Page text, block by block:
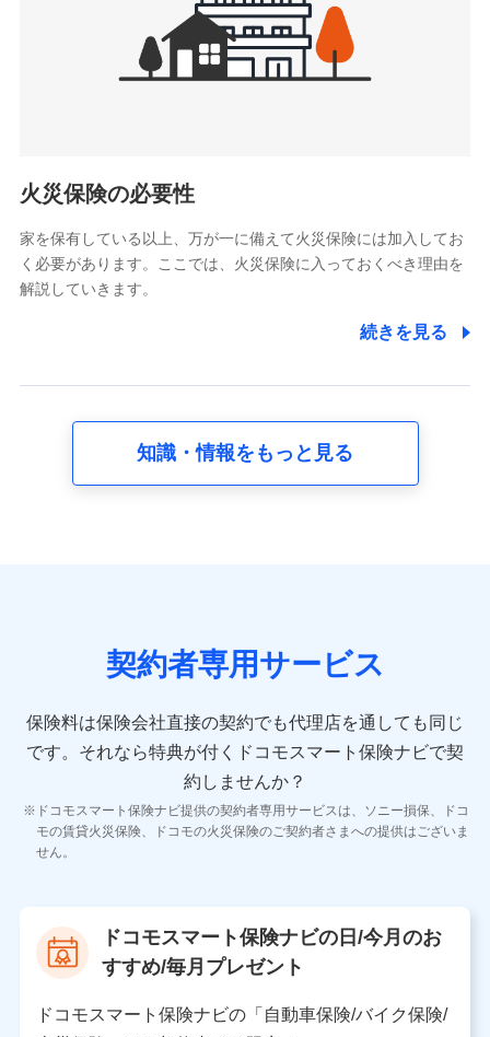
被紹介者への連絡、及び当社と取引のあるもしくは委託を受
けている保険会社・提携会社の保険その他に関する情報を提
供し、金融商品等の契約を勧奨するため
アンケートやキャンペーン等の実施のため
電話対応の品質向上およびお問合せ内容の正確な把握のため
6.採用応募者の個人情報
採用選考および入社手続を実施するため
8.取引先個人情報
取引先としての選定業務、営業情報の提供業務、契約締結手
10.受託業務の 個人情報
11.マイカー通勤管理クラウド並びに法人向けASPサー
ビスに関してのお問い合わせ情報
各種お問い合わせに対応するため
当社のサービスに関する情報提供や、皆様に有用なお知らせ
をお送りするため
当社の対応品質向上やお問い合わせ内容の正確な把握のため
個人情報保護管理者の職名、連絡先
〒103-0013 東京都中央区日本橋人形町2-14-10 アー
火災保険の必要性
家を保有している以上、万が一に備えて火災保険には加入してお
く必要があります。ここでは、火災保険に入っておくべき理由を
解説していきます。
続きを見る
知識・情報をもっと見る
契約者専用サービス
保険料は保険会社直接の契約でも代理店を通しても同じ
です。 それなら特典が付くドコモスマート保険ナビで契
約しませんか？
ドコモスマート保険ナビ提供の契約者専用サービスは、ソニー損保、ドコ
モの賃貸火災保険、ドコモの火災保険のご契約者さまへの提供はございま
せん。
ドコモスマート保険ナビの日/今月のお
すすめ/毎月プレゼント
ドコモスマート保険ナビの「自動車保険/バイク保険/